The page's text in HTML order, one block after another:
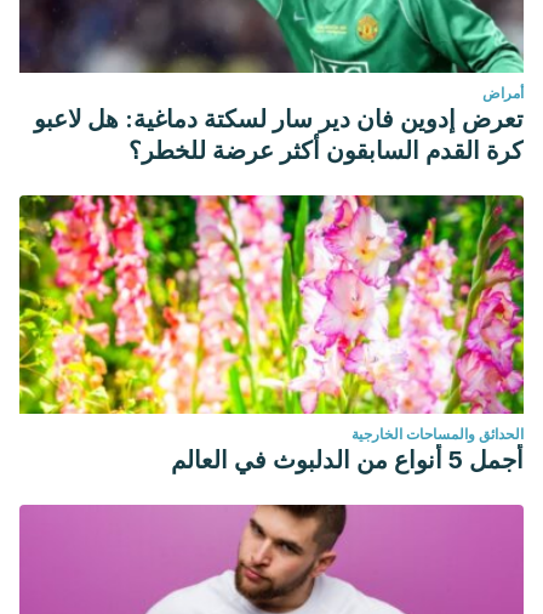
أمراض
تعرض إدوين فان دير سار لسكتة دماغية: هل لاعبو
كرة القدم السابقون أكثر عرضة للخطر؟
الحدائق والمساحات الخارجية
أجمل 5 أنواع من الدلبوث في العالم